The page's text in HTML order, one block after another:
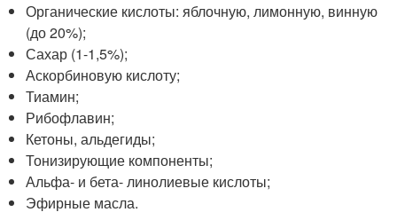
Органические кислоты: яблочную, лимонную, винную
(до 20%);
Сахар (1-1,5%);
Аскорбиновую кислоту;
Тиамин;
Рибофлавин;
Кетоны, альдегиды;
Тонизирующие компоненты;
Альфа- и бета- линолиевые кислоты;
Эфирные масла.